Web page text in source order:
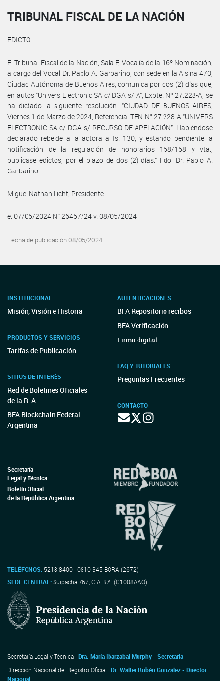
TRIBUNAL FISCAL DE LA NACIÓN
EDICTO
El Tribunal Fiscal de la Nación, Sala F, Vocalía de la 16º Nominación,
a cargo del Vocal Dr. Pablo A. Garbarino, con sede en la Alsina 470,
Ciudad Autónoma de Buenos Aires, comunica por dos (2) días que,
en autos “Univers Electronic SA c/ DGA s/ A”, Expte. Nº 27.228-A, se
ha dictado la siguiente resolución: “CIUDAD DE BUENOS AIRES,
Viernes 1 de Marzo de 2024, Referencia: TFN N° 27.228-A “UNIVERS
ELECTRONIC SA c/ DGA s/ RECURSO DE APELACIÓN”. Habiéndose
declarado rebelde a la actora a fs. 130, y estando pendiente la
notificación de la regulación de honorarios 158/158 y vta.,
publicase edictos, por el plazo de dos (2) días.” Fdo: Dr. Pablo A.
Garbarino.
Miguel Nathan Licht, Presidente.
e. 07/05/2024 N° 26457/24 v. 08/05/2024
Fecha de publicación 08/05/2024
INSTITUCIONAL
Misión, Visión e Historia
PRODUCTOS Y SERVICIOS
Tarifas de Publicación
SITIOS DE INTERÉS
Red de Boletines Oficiales
de la R. A.
BFA Blockchain Federal
Argentina
AUTENTICACIONES
BFA Repositorio recibos
BFA Verificación
Firma digital
FAQ Y TUTORIALES
Preguntas Frecuentes
CONTACTO
Secretaría
Legal y Técnica
Boletín Oficial
de la República Argentina
TELÉFONOS: 5218-8400 - 0810-345-BORA (2672)
SEDE CENTRAL:Suipacha 767, C.A.B.A. (C1008AAO)
Secretaría Legal y Técnica | Dra. María Ibarzabal Murphy - Secretaria
Dirección Nacional del Registro Oficial | Dr. Walter Rubén Gonzalez - Director
Nacional